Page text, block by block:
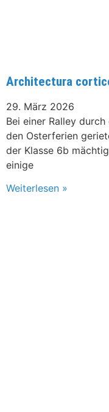
Architectura
29. März 2026
Bei einer Ralley
den Osterferien
der Klasse 6b
einige
Weiterlesen »